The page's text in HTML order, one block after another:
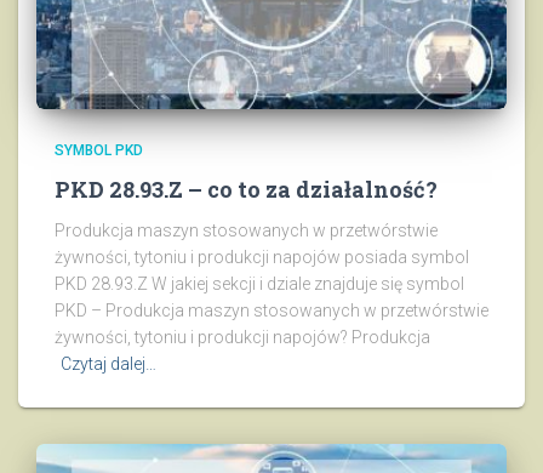
SYMBOL PKD
PKD 28.93.Z – co to za działalność?
Produkcja maszyn stosowanych w przetwórstwie
żywności, tytoniu i produkcji napojów posiada symbol
PKD 28.93.Z W jakiej sekcji i dziale znajduje się symbol
PKD – Produkcja maszyn stosowanych w przetwórstwie
żywności, tytoniu i produkcji napojów? Produkcja
Czytaj dalej…